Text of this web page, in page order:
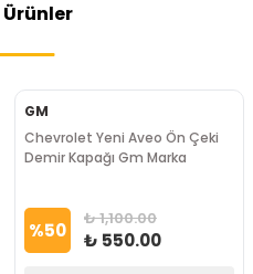
Ürünler
GM
Chevrolet Yeni Aveo Ön Çeki
Demir Kapağı Gm Marka
%50 ₺ 1,100.00
₺ 550.00